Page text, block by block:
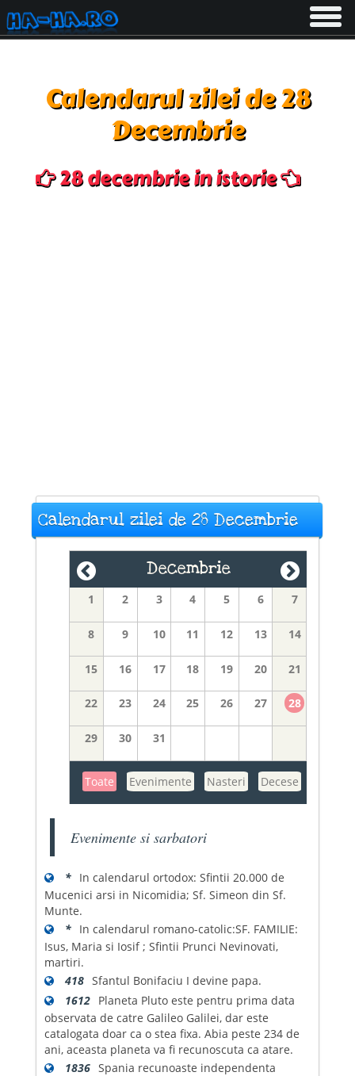
Toggle
Calendarul zilei de 28
Decembrie
28 decembrie in istorie
Calendarul zilei de 28 Decembrie
Decembrie
1 2 3 4 5 6 7
8 9 10 11 12 13 14
15 16 17 18 19 20 21
22 23 24 25 26 27 28
29 30 31
Toate Evenimente Nasteri Decese
Evenimente si sarbatori
* In calendarul ortodox: Sfintii 20.000 de
Mucenici arsi in Nicomidia; Sf. Simeon din Sf.
Munte.
* In calendarul romano-catolic:SF. FAMILIE:
Isus, Maria si Iosif ; Sfintii Prunci Nevinovati,
martiri.
418 Sfantul Bonifaciu I devine papa.
1612 Planeta Pluto este pentru prima data
observata de catre Galileo Galilei, dar este
catalogata doar ca o stea fixa. Abia peste 234 de
ani, aceasta planeta va fi recunoscuta ca atare.
1836 Spania recunoaste independenta